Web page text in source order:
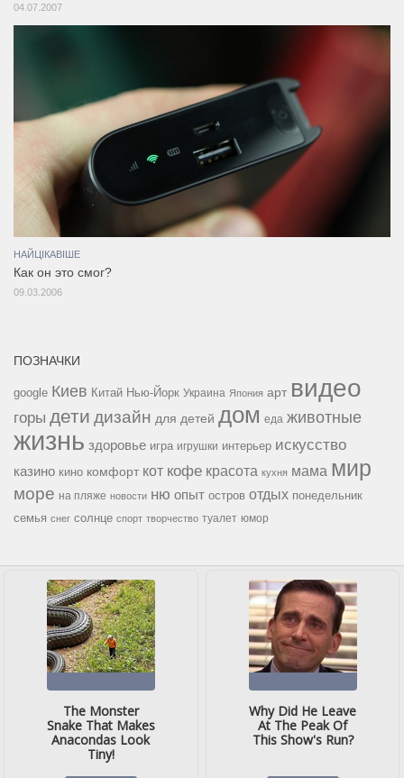
04.07.2007
НАЙЦІКАВІШЕ
Как он это смог?
09.03.2006
ПОЗНАЧКИ
google Киев Китай Нью-Йорк Украина Япония арт видео
горы дети дизайн для детей дом еда животные
жизнь здоровье игра игрушки интерьер искусство
казино кино комфорт кот кофе красота кухня мама мир
море на пляже новости ню опыт остров отдых понедельник
семья снег солнце спорт творчество туалет юмор